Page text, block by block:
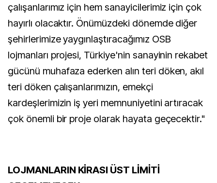
çalışanlarımız için hem sanayicilerimiz için çok
hayırlı olacaktır. Önümüzdeki dönemde diğer
şehirlerimize yaygınlaştıracağımız OSB
lojmanları projesi, Türkiye'nin sanayinin rekabet
gücünü muhafaza ederken alın teri döken, akıl
teri döken çalışanlarımızın, emekçi
kardeşlerimizin iş yeri memnuniyetini artıracak
çok önemli bir proje olarak hayata geçecektir."
LOJMANLARIN KİRASI ÜST LİMİTİ